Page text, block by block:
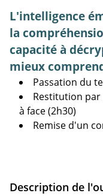
L'intelligence
la
capacité à
mieux
Passation du
Restitution par
à face (2h30)
Remise d'un
Description de